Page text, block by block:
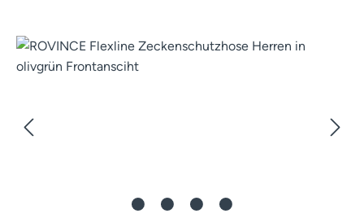
Bildergalerie überspringen